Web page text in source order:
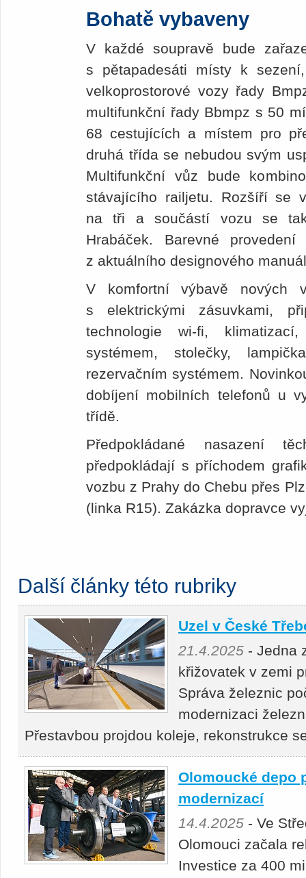
Bohatě vybaveny
V každé soupravě bude
s pětapadesáti místy k
velkoprostorové vozy řady
multifunkční řady Bbmpz s 50
68 cestujících a místem pro
druhá třída se nebudou svým
Multifunkční vůz bude
stávajícího railjetu. Rozšíří se
na tři a součástí vozu se
Hrabáček. Barevné
z aktuálního designového
V komfortní výbavě nových
s elektrickými zásuvkami,
technologie wi-fi,
systémem, stolečky,
rezervačním systémem.
dobíjení mobilních telefonů u
třídě.
Předpokládané nasazení
předpokládají s příchodem
vozbu z Prahy do Chebu přes
(linka R15). Zakázka dopravce
Další články této rubriky
Uzel v České
21.4.2025 - Jedna
křižovatek v zemi
Správa železnic
modernizaci
Přestavbou projdou koleje, rekonstrukce
Olomoucké depo
modernizací
14.4.2025 - Ve
Olomouci začala
Investice za 400